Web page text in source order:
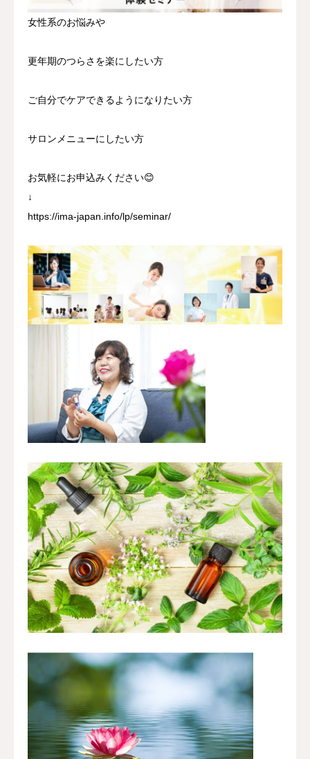
女性系のお悩みや
更年期のつらさを楽にしたい方
ご自分でケアできるようになりたい方
サロンメニューにしたい方
お気軽にお申込みください😊
↓
https://ima-japan.info/lp/seminar/